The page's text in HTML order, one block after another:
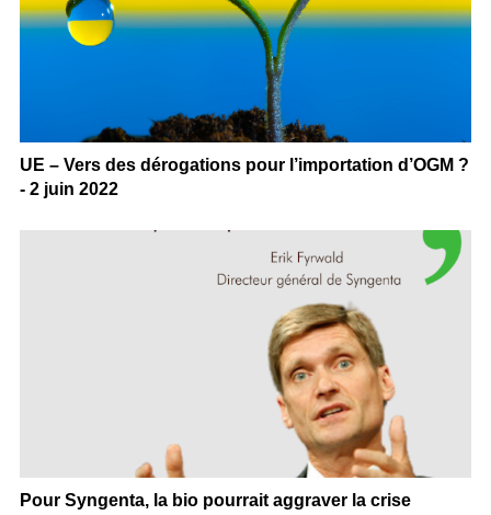
UE – Vers des dérogations pour l’importation d’OGM ?
- 2 juin 2022
Pour Syngenta, la bio pourrait aggraver la crise